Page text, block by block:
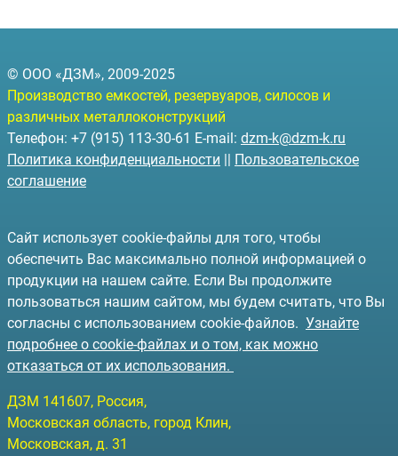
© ООО «ДЗМ», 2009-2025
Производство емкостей, резервуаров, силосов и
различных металлоконструкций
Телефон: +7 (915) 113-30-61 E-mail: dzm-k@dzm-k.ru
Политика конфиденциальности || Пользовательское
соглашение
Сайт использует cookie-файлы для того, чтобы
обеспечить Вас максимально полной информацией о
продукции на нашем сайте. Если Вы продолжите
пользоваться нашим сайтом, мы будем считать, что Вы
согласны с использованием cookie-файлов. Узнайте
подробнее о cookie-файлах и о том, как можно
отказаться от их использования.
ДЗМ 141607, Россия,
Московская область, город Клин,
Московская, д. 31